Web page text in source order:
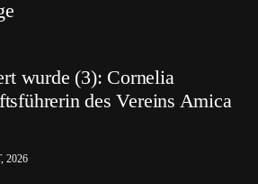
wurde (3): Cornelia
des Vereins Amica
2026